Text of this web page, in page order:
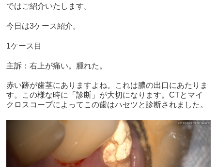
ではご紹介いたします。
今日は3ケース紹介。
1ケース目
主訴：右上が痛い。腫れた。
赤い跡が歯茎にありますよね。これは膿の出口にあたりま
す。この様な時に「診断」が大切になります。CTとマイ
クロスコープによってこの歯はハセツと診断されました。